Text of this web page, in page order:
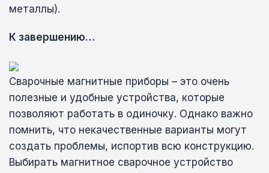
металлы).
К завершению…
Сварочные магнитные приборы – это очень
полезные и удобные устройства, которые
позволяют работать в одиночку. Однако важно
помнить, что некачественные варианты могут
создать проблемы, испортив всю конструкцию.
Выбирать магнитное сварочное устройство